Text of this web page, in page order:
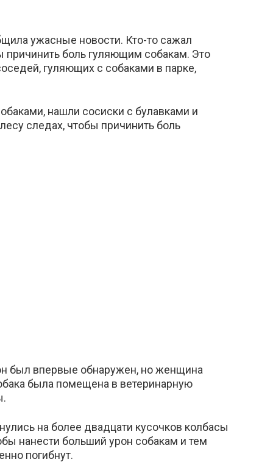
ужасные новости. Кто-то сажал
причинить боль гуляющим собакам. Это
гуляющих с собаками в парке,
нашли сосиски с булавками и
следах, чтобы причинить боль
был впервые обнаружен, но женщина
была помещена в ветеринарную
на более двадцати кусочков колбасы
нанести больший урон собакам и тем
погибнут.